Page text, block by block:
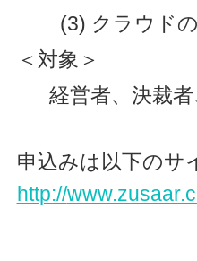
(3) クラウドの
＜対象＞
経営者、決裁者
申込みは以下のサ
http://